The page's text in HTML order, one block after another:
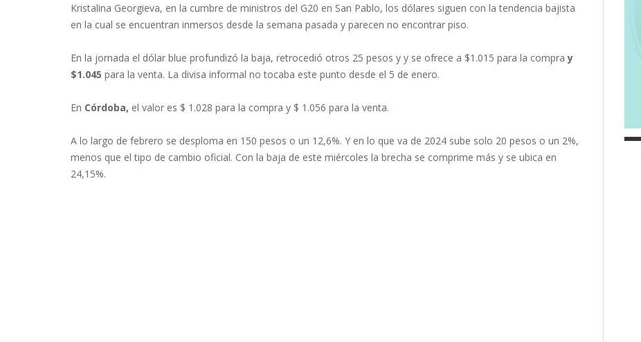
Kristalina Georgieva, en la cumbre de ministros del G20 en San Pablo, los dólares siguen con la tendencia bajista
en la cual se encuentran inmersos desde la semana pasada y parecen no encontrar piso.
En la jornada el dólar blue profundizó la baja, retrocedió otros 25 pesos y y se ofrece a $1.015 para la compray
$1.045 para la venta. La divisa informal no tocaba este punto desde el 5 de enero.
En Córdoba, el valor es $ 1.028 para la compra y $ 1.056 para la venta.
A lo largo de febrero se desploma en 150 pesos o un 12,6%. Y en lo que va de 2024 sube solo 20 pesos o un 2%,
menos que el tipo de cambio oficial. Con la baja de este miércoles la brecha se comprime más y se ubica en
24,15%.